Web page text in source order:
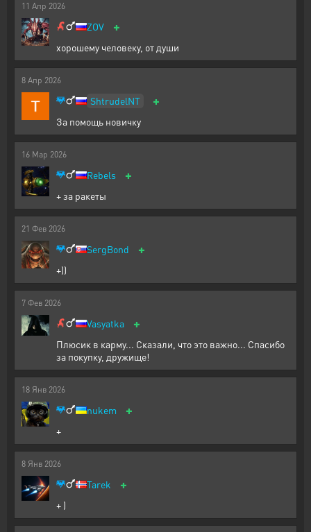
11 Апр 2026
ZOV +
хорошему человеку, от души
8 Апр 2026
ShtrudelNT +
За помощь новичку
16 Мар 2026
Rebels +
+ за ракеты
21 Фев 2026
SergBond +
+))
7 Фев 2026
Vasyatka +
Плюсик в карму... Сказали, что это важно... Спасибо
за покупку, дружище!
18 Янв 2026
nukem +
+
8 Янв 2026
Tarek +
+ )